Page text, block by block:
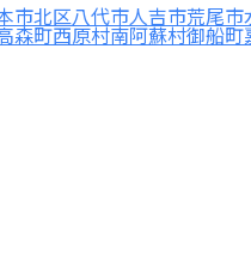
市北区八代市人吉市荒尾市
森町西原村南阿蘇村御船町